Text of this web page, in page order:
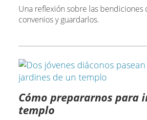
Una reflexión sobre las bendiciones
convenios y guardarlos.
Cómo prepararnos para
templo